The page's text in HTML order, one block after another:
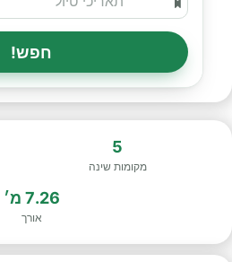
חפש!
5
מקומות שינה
7.26 מ׳
אורך